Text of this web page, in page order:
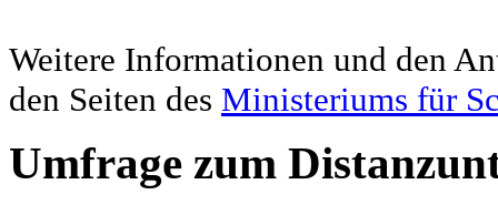
Weitere Informationen und den
den Seiten des Ministeriums für
Umfrage zum